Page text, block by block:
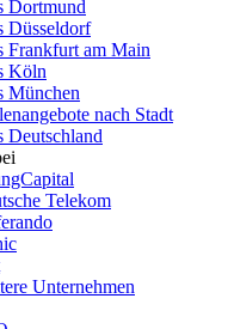
Dortmund
Düsseldorf
Frankfurt am Main
Köln
München
nach Stadt
Deutschland
Telekom
Unternehmen